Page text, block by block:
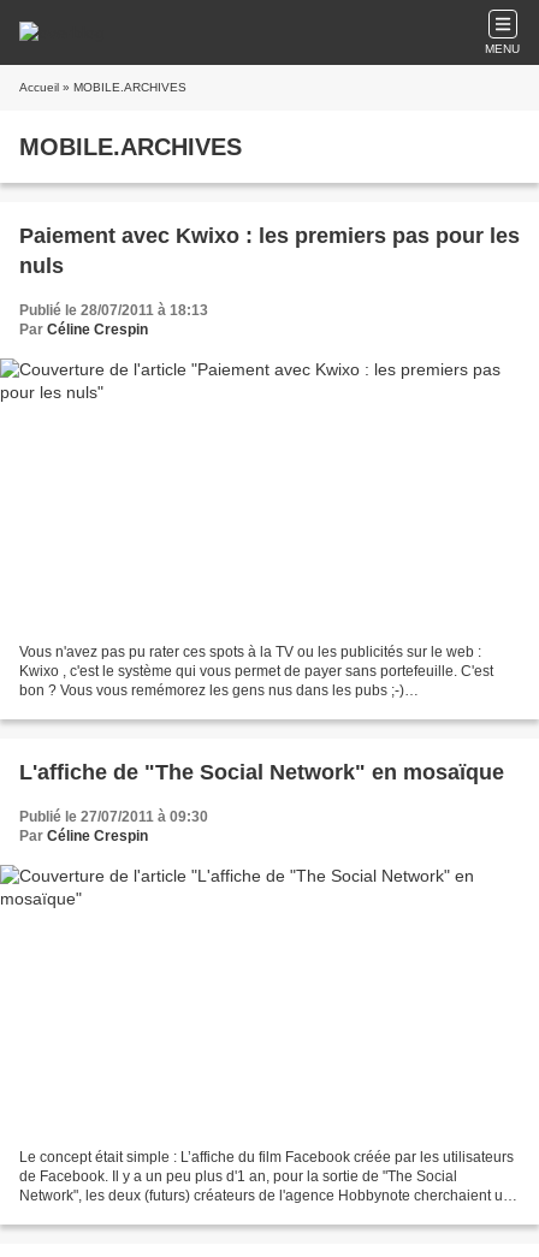
MENU
Accueil » MOBILE.ARCHIVES
MOBILE.ARCHIVES
Paiement avec Kwixo : les premiers pas pour les
nuls
Publié le 28/07/2011 à 18:13
Par Céline Crespin
Vous n'avez pas pu rater ces spots à la TV ou les publicités sur le web :
Kwixo , c'est le système qui vous permet de payer sans portefeuille. C'est
bon ? Vous vous remémorez les gens nus dans les pubs ;-)
L'affiche de "The Social Network" en mosaïque
Publié le 27/07/2011 à 09:30
Par Céline Crespin
Le concept était simple : L’affiche du film Facebook créée par les utilisateurs
de Facebook. Il y a un peu plus d'1 an, pour la sortie de "The Social
Network", les deux (futurs) créateurs de l'agence Hobbynote cherchaient une